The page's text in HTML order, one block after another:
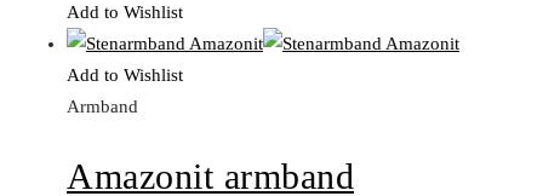
Add to Wishlist
Add to Wishlist
Armband
Amazonit armband